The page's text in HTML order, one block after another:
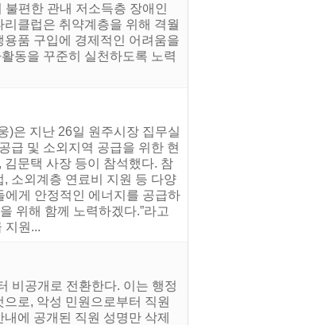
편한 관내 저소득층 장애인
클럽은 취약계층을 위해 격월
품 구입에 경제적인 어려움을
동을 꾸준히 실천하도록 노력
)은 지난 26일 원주시장 집무실
급 및 소외지역 공급을 위한 현
문택 사장 등이 참석했다. 참
소외계층 연료비 지원 등 다양
에게 안정적인 에너지를 공급하
위해 함께 노력하겠다.”라고
지원...
비공개로 전환한다. 이는 행정
로, 악성 민원으로부터 직원
에 공개된 직원 성명만 삭제